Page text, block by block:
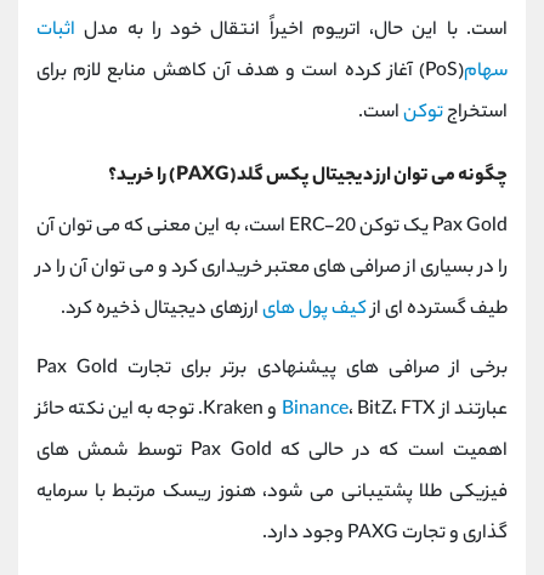
است. با این حال، اتریوم اخیراً انتقال خود را به مدل اثبات
سهام
(PoS) آغاز کرده است و هدف آن کاهش منابع لازم برای
استخراجتوکناست.
چگونه می توان ارز دیجیتال پکس گلد(PAXG) را خرید؟
Pax Gold یک توکن ERC-20 است، به این معنی که می توان آن
را در بسیاری از صرافی های معتبر خریداری کرد و می توان آن را در
طیف گسترده ای ازکیف پول هایارزهای دیجیتال ذخیره کرد.
برخی از صرافی های پیشنهادی برتر برای تجارت Pax Gold
عبارتند از
Binance
، BitZ، FTX و Kraken. توجه به این نکته حائز
اهمیت است که در حالی که Pax Gold توسط شمش های
فیزیکی طلا پشتیبانی می شود، هنوز ریسک مرتبط با سرمایه
گذاری و تجارت PAXG وجود دارد.